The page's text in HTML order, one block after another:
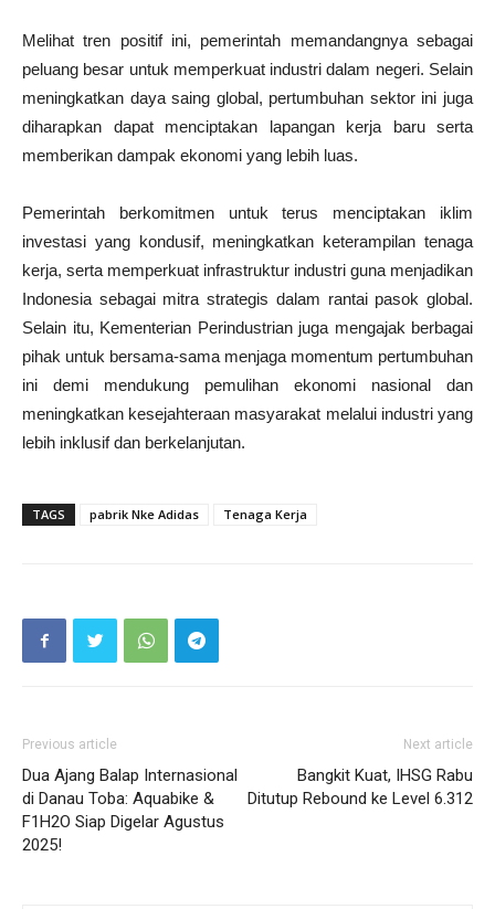
Melihat tren positif ini, pemerintah memandangnya sebagai
peluang besar untuk memperkuat industri dalam negeri. Selain
meningkatkan daya saing global, pertumbuhan sektor ini juga
diharapkan dapat menciptakan lapangan kerja baru serta
memberikan dampak ekonomi yang lebih luas.
Pemerintah berkomitmen untuk terus menciptakan iklim
investasi yang kondusif, meningkatkan keterampilan tenaga
kerja, serta memperkuat infrastruktur industri guna menjadikan
Indonesia sebagai mitra strategis dalam rantai pasok global.
Selain itu, Kementerian Perindustrian juga mengajak berbagai
pihak untuk bersama-sama menjaga momentum pertumbuhan
ini demi mendukung pemulihan ekonomi nasional dan
meningkatkan kesejahteraan masyarakat melalui industri yang
lebih inklusif dan berkelanjutan.
TAGS pabrik Nke Adidas Tenaga Kerja
Previous article
Dua Ajang Balap Internasional
di Danau Toba: Aquabike &
F1H2O Siap Digelar Agustus
2025!
Next article
Bangkit Kuat, IHSG Rabu
Ditutup Rebound ke Level 6.312